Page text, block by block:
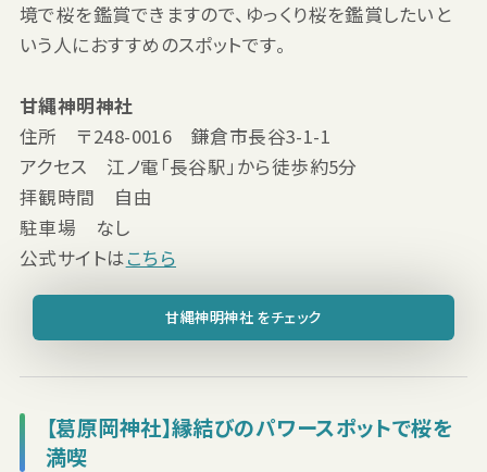
境で桜を鑑賞できますので、ゆっくり桜を鑑賞したいと
いう人におすすめのスポットです。
甘縄神明神社
住所 〒248-0016 鎌倉市長谷3-1-1
アクセス 江ノ電「長谷駅」から徒歩約5分
拝観時間 自由
駐車場 なし
公式サイトはこちら
甘縄神明神社 をチェック
【葛原岡神社】縁結びのパワースポットで桜を
満喫